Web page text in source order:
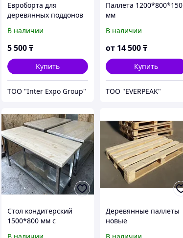
Евроборта для
деревянных поддонов
В наличии
5 500₸
Купить
ТОО "Inter Expo Group"
Паллета 1200*800*150
мм
В наличии
от 14 500₸
Купить
ТОО "EVERPEAK"
Стол кондитерский
1500*800 мм с
Деревянные паллеты
новые